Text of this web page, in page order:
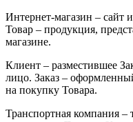
Интернет-магазин – сайт
Товар – продукция,
магазине.
Клиент – разместившее
лицо. Заказ –
на покупку Товара.
Транспортная компания –